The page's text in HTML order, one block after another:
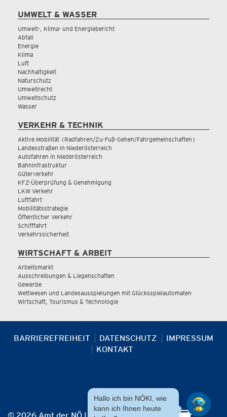
UMWELT & WASSER
Umwelt-, Klima- und Energiebericht
Abfall
Energie
Klima
Luft
Nachhaltigkeit
Naturschutz
Umweltrecht
Umweltschutz
Wasser
VERKEHR & TECHNIK
Aktive Mobilität (Radfahren/Zu-Fuß-Gehen/Fahrgemeinschaften)
Landesstraßen in Niederösterreich
Autofahren in Niederösterreich
Bahninfrastruktur
Güterverkehr
KFZ-Überprüfung & Genehmigung
LKW Verkehr
Luftfahrt
Mobilitätsstrategie
Öffentlicher Verkehr
Schifffahrt
Verkehrssicherheit
WIRTSCHAFT & ARBEIT
Arbeitsmarkt
Ausschreibungen & Liegenschaften
Gewerbe
Wettwesen und Landesausspielungen mit Glücksspielautomaten
Wirtschaft, Tourismus & Technologie
BARRIEREFREIHEIT DATENSCHUTZ
IMPRESSUM
KONTAKT
Hallo ich bin NÖKI, wie
kann ich Ihnen heute